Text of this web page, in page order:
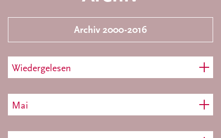
Archiv 2000-2016
Wiedergelesen
Mai